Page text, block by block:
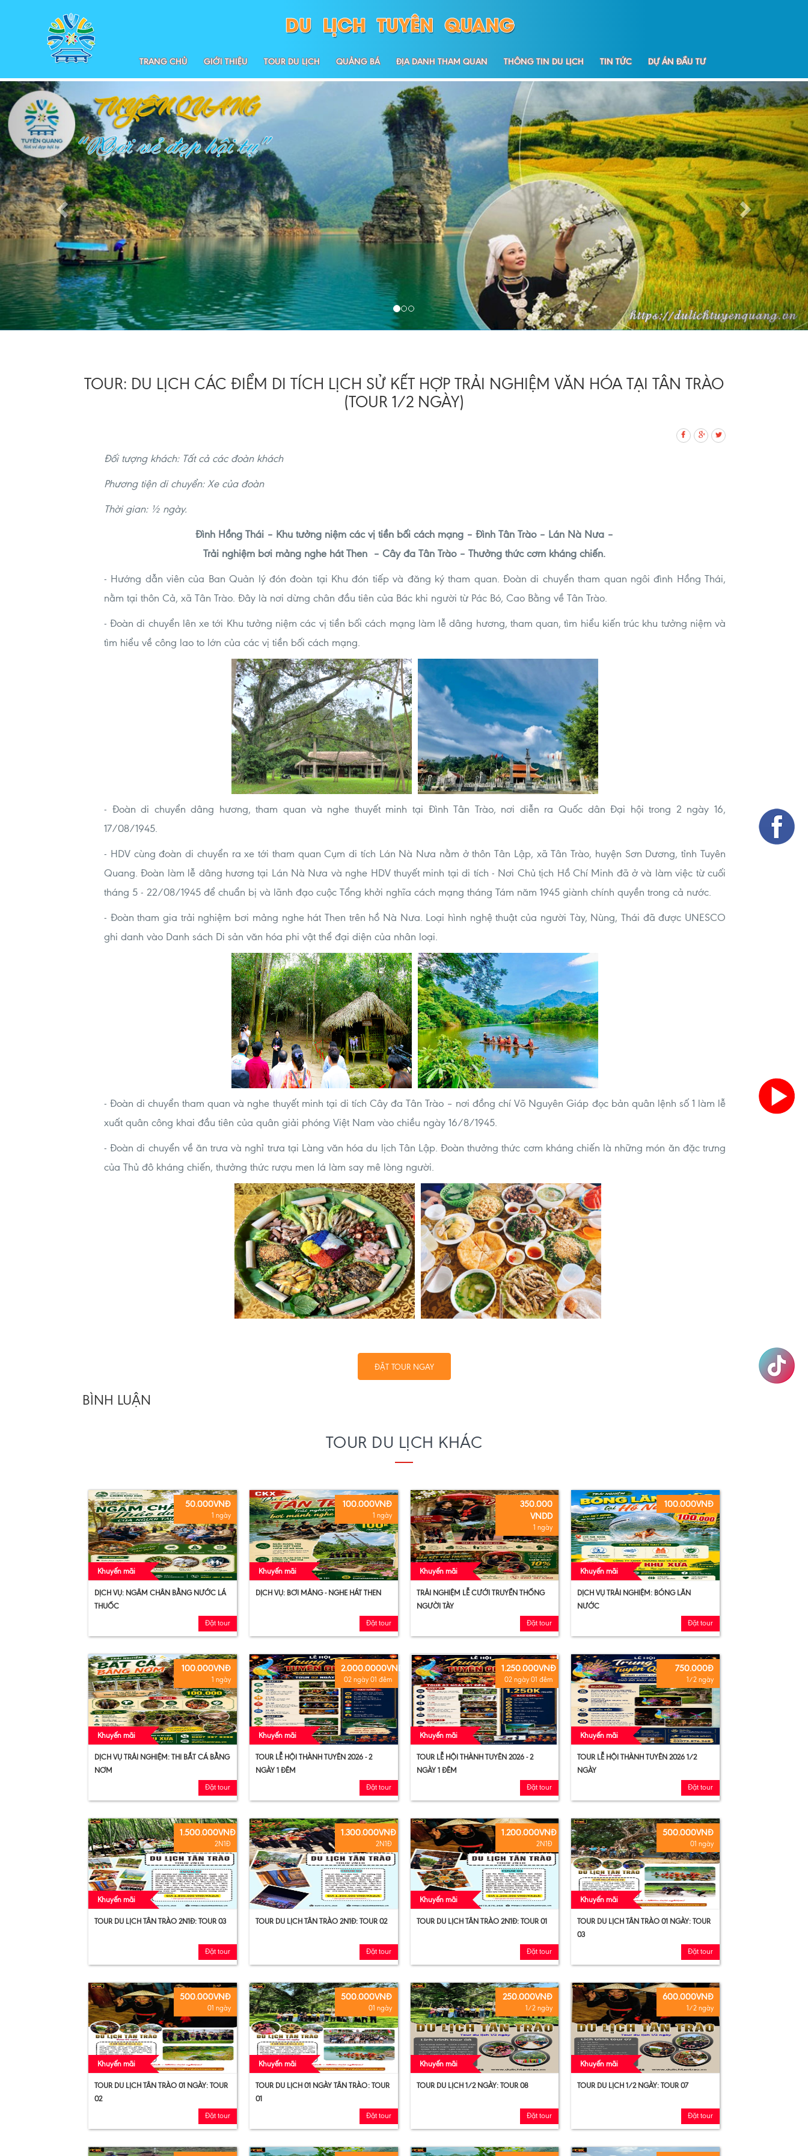
TRANG CHỦ GIỚI THIỆU TOUR DU LỊCH QUẢNG BÁ ĐỊA DANH THAM QUAN THÔNG TIN DU LỊCH TIN TỨC DỰ ÁN ĐẦU TƯ
TOUR: DU LỊCH CÁC ĐIỂM DI TÍCH LỊCH SỬ KẾT HỢP TRẢI NGHIỆM VĂN HÓA TẠI TÂN TRÀO
(TOUR 1/2 NGÀY)
Đối tượng khách: Tất cả các đoàn khách
Phương tiện di chuyển: Xe của đoàn
Thời gian: ½ ngày.
Đình Hồng Thái – Khu tưởng niệm các vị tiền bối cách mạng – Đình Tân Trào – Lán Nà Nưa –
Trải nghiệm bơi mảng nghe hát Then – Cây đa Tân Trào – Thưởng thức cơm kháng chiến.
- Hướng dẫn viên của Ban Quản lý đón đoàn tại Khu đón tiếp và đăng ký tham quan. Đoàn di chuyển tham quan ngôi đình Hồng Thái,
nằm tại thôn Cả, xã Tân Trào. Đây là nơi dừng chân đầu tiên của Bác khi người từ Pác Bó, Cao Bằng về Tân Trào.
- Đoàn di chuyển lên xe tới Khu tưởng niệm các vị tiền bối cách mạng làm lễ dâng hương, tham quan, tìm hiểu kiến trúc khu tưởng niệm và
tìm hiểu về công lao to lớn của các vị tiền bối cách mạng.
- Đoàn di chuyển dâng hương, tham quan và nghe thuyết minh tại Đình Tân Trào, nơi diễn ra Quốc dân Đại hội trong 2 ngày 16,
17/08/1945.
- HDV cùng đoàn di chuyển ra xe tới tham quan Cụm di tích Lán Nà Nưa nằm ở thôn Tân Lập, xã Tân Trào, huyện Sơn Dương, tỉnh Tuyên
Quang. Đoàn làm lễ dâng hương tại Lán Nà Nưa và nghe HDV thuyết minh tại di tích - Nơi Chủ tịch Hồ Chí Minh đã ở và làm việc từ cuối
tháng 5 - 22/08/1945 để chuẩn bị và lãnh đạo cuộc Tổng khởi nghĩa cách mạng tháng Tám năm 1945 giành chính quyền trong cả nước.
- Đoàn tham gia trải nghiệm bơi mảng nghe hát Then trên hồ Nà Nưa. Loại hình nghệ thuật của người Tày, Nùng, Thái đã được UNESCO
ghi danh vào Danh sách Di sản văn hóa phi vật thể đại diện của nhân loại.
- Đoàn di chuyển tham quan và nghe thuyết minh tại di tích Cây đa Tân Trào – nơi đồng chí Võ Nguyên Giáp đọc bản quân lệnh số 1 làm lễ
xuất quân công khai đầu tiên của quân giải phóng Việt Nam vào chiều ngày 16/8/1945.
- Đoàn di chuyển về ăn trưa và nghỉ trưa tại Làng văn hóa du lịch Tân Lập. Đoàn thưởng thức cơm kháng chiến là những món ăn đặc trưng
của Thủ đô kháng chiến, thưởng thức rượu men lá làm say mê lòng người.
ĐẶT TOUR NGAY
BÌNH LUẬN
TOUR DU LỊCH KHÁC
Khuyến mãi
50.000VNĐ
1 ngày
DỊCH VỤ: NGÂM CHÂN BẰNG NƯỚC LÁ
THUỐC
Đặt tour
Khuyến mãi
100.000VNĐ
1 ngày
DỊCH VỤ: BƠI MẢNG - NGHE HÁT THEN
Đặt tour
Khuyến mãi
350.000
VNDD
1 ngày
TRẢI NGHIỆM LỄ CƯỚI TRUYỀN THỐNG
NGƯỜI TÀY
Đặt tour
Khuyến mãi
100.000VNĐ
DỊCH VỤ TRẢI NGHIỆM: BÓNG LĂN
NƯỚC
Đặt tour
Khuyến mãi
100.000VNĐ
1 ngày
DỊCH VỤ TRẢI NGHIỆM: THI BẮT CÁ BẰNG
NƠM
Đặt tour
Khuyến mãi
2.000.0000VND
02 ngày 01 đêm
TOUR LỄ HỘI THÀNH TUYÊN 2026 - 2
NGÀY 1 ĐÊM
Đặt tour
Khuyến mãi
1.250.000VNĐ
02 ngày 01 đêm
TOUR LỄ HỘI THÀNH TUYÊN 2026 - 2
NGÀY 1 ĐÊM
Đặt tour
Khuyến mãi
750.000Đ
1/2 ngày
TOUR LỄ HỘI THÀNH TUYÊN 2026 1/2
NGÀY
Đặt tour
Khuyến mãi
1.500.000VNĐ
2N1Đ
TOUR DU LỊCH TÂN TRÀO 2N1Đ: TOUR 03
Đặt tour
1.300.000VNĐ
2N1Đ
TOUR DU LỊCH TÂN TRÀO 2N1Đ: TOUR 02
Đặt tour
Khuyến mãi
1.200.000VNĐ
2N1Đ
TOUR DU LỊCH TÂN TRÀO 2N1Đ: TOUR 01
Đặt tour
Khuyến mãi
500.000VNĐ
01 ngày
TOUR DU LỊCH TÂN TRÀO 01 NGÀY: TOUR
03
Đặt tour
Khuyến mãi
500.000VNĐ
01 ngày
TOUR DU LỊCH TÂN TRÀO 01 NGÀY: TOUR
02
Đặt tour
Khuyến mãi
500.000VNĐ
01 ngày
TOUR DU LỊCH 01 NGÀY TÂN TRÀO: TOUR
01
Đặt tour
Khuyến mãi
250.000VNĐ
1/2 ngày
TOUR DU LỊCH 1/2 NGÀY: TOUR 08
Đặt tour
Khuyến mãi
600.000VNĐ
1/2 ngày
TOUR DU LỊCH 1/2 NGÀY: TOUR 07
Đặt tour